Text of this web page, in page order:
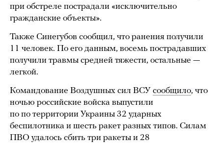
при обстреле пострадали «исключительно
гражданские объекты».
Также Синегубов сообщил, что ранения получили
11 человек. По его данным, восемь пострадавших
получили травмы средней тяжести, остальные —
легкой.
Командование Воздушных сил ВСУ сообщило, что
ночью российские войска выпустили
по по территории Украины 32 ударных
беспилотника и шесть ракет разных типов. Силам
ПВО удалось сбить три ракеты и 28